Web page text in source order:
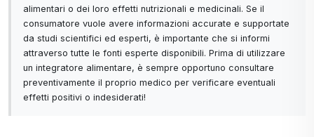
alimentari o dei loro effetti nutrizionali e medicinali. Se il
consumatore vuole avere informazioni accurate e supportate
da studi scientifici ed esperti, è importante che si informi
attraverso tutte le fonti esperte disponibili. Prima di utilizzare
un integratore alimentare, è sempre opportuno consultare
preventivamente il proprio medico per verificare eventuali
effetti positivi o indesiderati!